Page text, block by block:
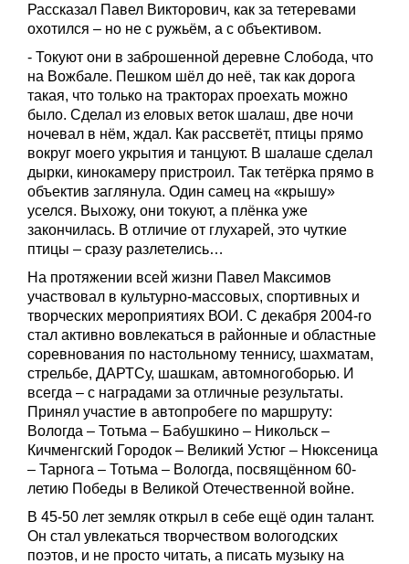
Рассказал Павел Викторович, как за тетеревами
охотился – но не с ружьём, а с объективом.
- Токуют они в заброшенной деревне Слобода, что
на Вожбале. Пешком шёл до неё, так как дорога
такая, что только на тракторах проехать можно
было. Сделал из еловых веток шалаш, две ночи
ночевал в нём, ждал. Как рассветёт, птицы прямо
вокруг моего укрытия и танцуют. В шалаше сделал
дырки, кинокамеру пристроил. Так тетёрка прямо в
объектив заглянула. Один самец на «крышу»
уселся. Выхожу, они токуют, а плёнка уже
закончилась. В отличие от глухарей, это чуткие
птицы – сразу разлетелись…
На протяжении всей жизни Павел Максимов
участвовал в культурно-массовых, спортивных и
творческих мероприятиях ВОИ. С декабря 2004-го
стал активно вовлекаться в районные и областные
соревнования по настольному теннису, шахматам,
стрельбе, ДАРТСу, шашкам, автомногоборью. И
всегда – с наградами за отличные результаты.
Принял участие в автопробеге по маршруту:
Вологда – Тотьма – Бабушкино – Никольск –
Кичменгский Городок – Великий Устюг – Нюксеница
– Тарнога – Тотьма – Вологда, посвящённом 60-
летию Победы в Великой Отечественной войне.
В 45-50 лет земляк открыл в себе ещё один талант.
Он стал увлекаться творчеством вологодских
поэтов, и не просто читать, а писать музыку на